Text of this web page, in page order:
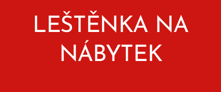
LEŠTĚNKA NA
NÁBYTEK